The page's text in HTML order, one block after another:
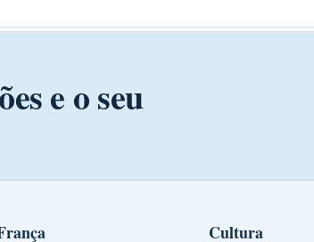
e o seu
Cultura